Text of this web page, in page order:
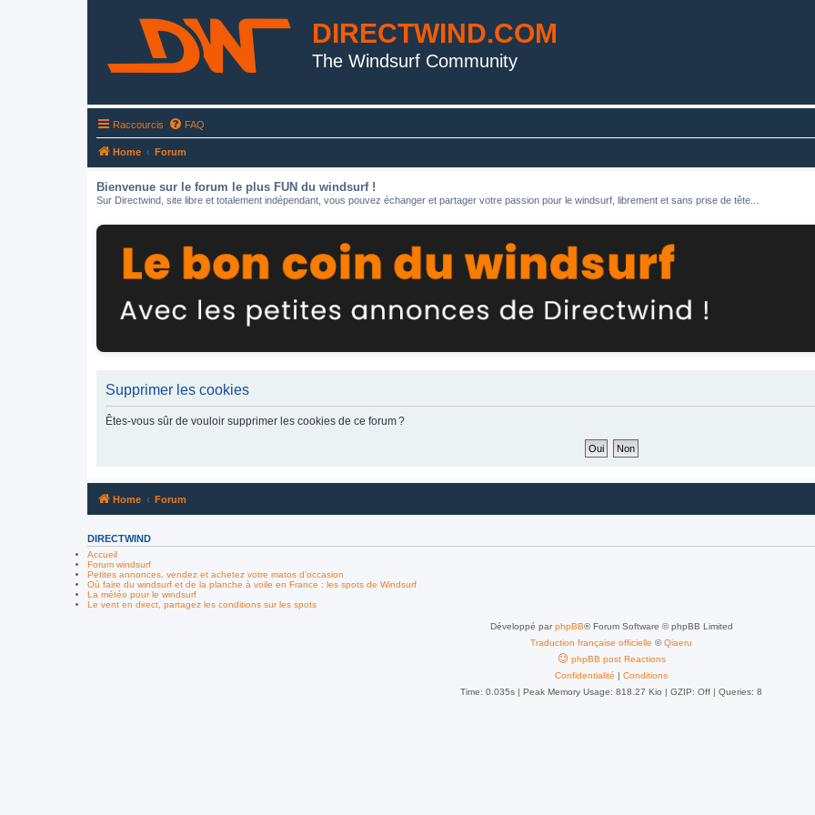
DIRECTWIND.COM
The Windsurf Community
Raccourcis FAQ
Home Forum
Bienvenue sur le forum le plus FUN du windsurf !
Sur Directwind, site libre et totalement indépendant, vous pouvez échanger et partager votre passion pour le windsurf, librement et sans prise de tête...
Supprimer les cookies
Êtes-vous sûr de vouloir supprimer les cookies de ce forum ?
Home Forum
DIRECTWIND
Accueil
Forum windsurf
Petites annonces, vendez et achetez votre matos d'occasion
Où faire du windsurf et de la planche à voile en France : les spots de Windsurf
La météo pour le windsurf
Le vent en direct, partagez les conditions sur les spots
Développé parphpBB® Forum Software © phpBB Limited
Traduction française officielle ©Qiaeru
phpBB post Reactions
Confidentialité | Conditions
Time: 0.035s | Peak Memory Usage: 818.27 Kio | GZIP: Off | Queries: 8